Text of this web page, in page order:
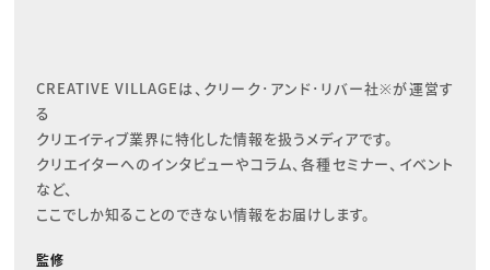
CREATIVE VILLAGEは、クリーク･アンド･リバー社※が運営す
る
クリエイティブ業界に特化した情報を扱うメディアです。
クリエイターへのインタビューやコラム、各種セミナー、イベント
など、
ここでしか知ることのできない情報をお届けします。
監修